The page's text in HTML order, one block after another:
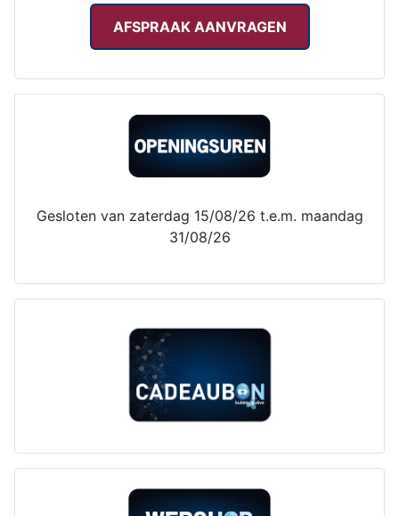
AFSPRAAK AANVRAGEN
Gesloten van zaterdag 15/08/26 t.e.m. maandag
31/08/26